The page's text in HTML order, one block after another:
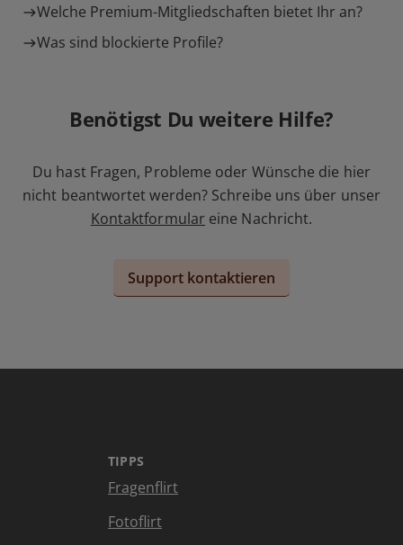
Welche Premium-Mitgliedschaften bietet Ihr an?
Was sind blockierte Profile?
Benötigst Du weitere Hilfe?
Du hast Fragen, Probleme oder Wünsche die hier
nicht beantwortet werden? Schreibe uns über unser
Kontaktformular eine Nachricht.
Support kontaktieren
TIPPS
Fragenflirt
Fotoflirt